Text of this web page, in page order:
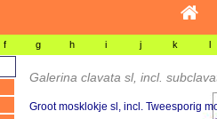
f g h i j k l
Galerina clavata sl, incl.
Groot mosklokje sl, incl. Tweesporig